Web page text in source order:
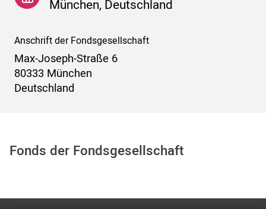
München, Deutschland
Anschrift der Fondsgesellschaft
Max-Joseph-Straße 6
80333 München
Deutschland
Fonds der Fondsgesellschaft